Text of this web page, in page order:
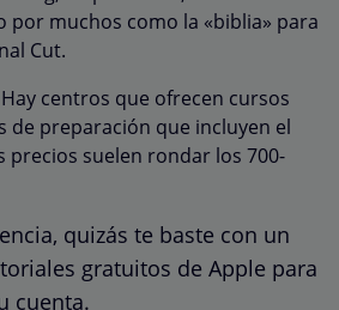
por muchos como la «biblia» para
Cut.
centros que ofrecen cursos
de preparación que incluyen el
precios suelen rondar los 700-
quizás te baste con un
gratuitos de Apple para
cuenta.